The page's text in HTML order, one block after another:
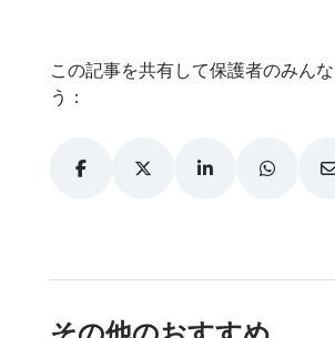
この記事を共有して保護者のみん
う：